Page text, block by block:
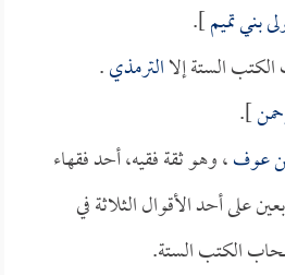
بني تميم].
الستة إلاالترمذي.
].
عوف، وهو ثقة فقيه، أحد فقهاء
على أحد الأقوال الثلاثة في
الكتب الستة.